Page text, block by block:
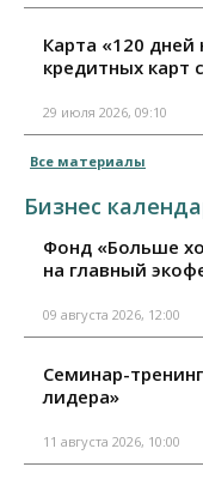
Карта «120
кредитных
29 июля 2026, 09:10
Все материалы
Бизнес
Фонд «Больше
на главный
09 августа 2026, 12:00
Семинар-
лидера»
11 августа 2026, 10:00